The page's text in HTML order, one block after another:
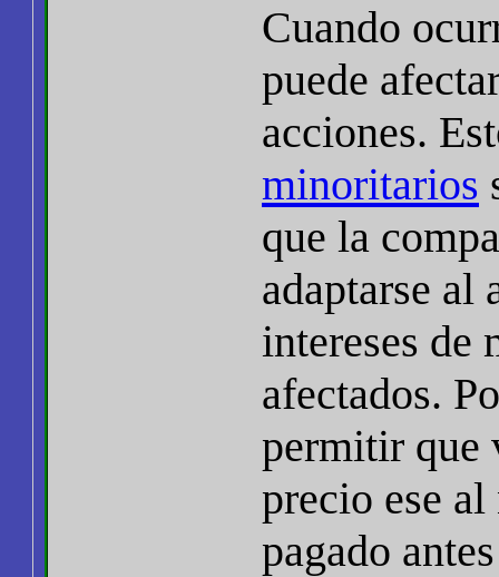
Cuando
puede
acciones.
minoritarios
que la
adaptarse al
intereses de
afectados.
permitir que
precio ese
pagado